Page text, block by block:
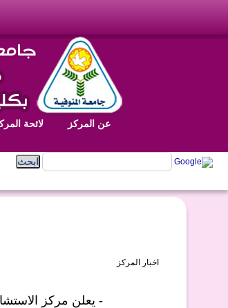
عن المركز لائحة
اخبار المركز
- يعلن مركز